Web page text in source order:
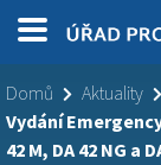
Domů
Aktuality
Vydání
42 M, DA 42 NG a